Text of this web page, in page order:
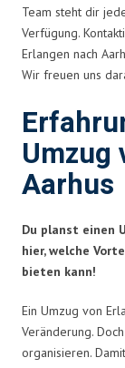
Team steht dir
Verfügung.
Erlangen nach
Wir freuen uns
Umzug
Aarhus
Du planst einen
hier, welche
bieten kann!
Ein Umzug von
Veränderung.
organisieren.